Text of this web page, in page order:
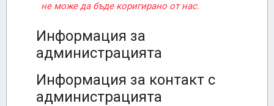
не може да бъде коригирано от нас.
Информация за
администрацията
Информация за контакт с
администрацията